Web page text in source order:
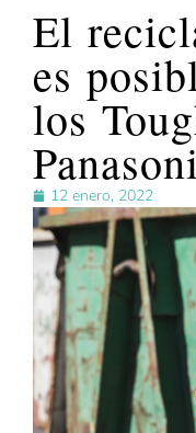
El
es
los
12 enero, 2022